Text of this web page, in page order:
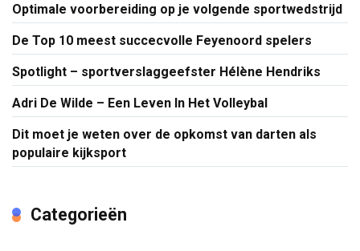
Optimale voorbereiding op je volgende sportwedstrijd
De Top 10 meest succecvolle Feyenoord spelers
Spotlight – sportverslaggeefster Hélène Hendriks
Adri De Wilde – Een Leven In Het Volleybal
Dit moet je weten over de opkomst van darten als
populaire kijksport
Categorieën